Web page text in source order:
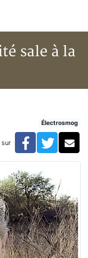
sale à la
sale à la
Électrosmog
sur Facebook